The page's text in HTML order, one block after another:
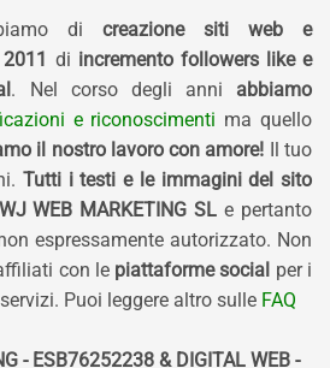
di creazione siti web e
2011 di incremento followers like e
. Nel corso degli anni abbiamo
e riconoscimenti ma quello
il nostro lavoro con amore! Il tuo
Tutti i testi e le immagini del sito
WEB MARKETING SL e pertanto
espressamente autorizzato. Non
con le piattaforme social per i
Puoi leggere altro sulle FAQ
- ESB76252238 & DIGITAL WEB -